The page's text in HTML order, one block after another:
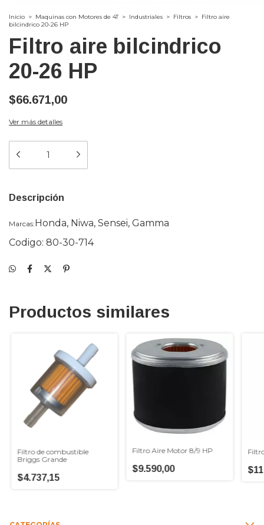
Inicio > Maquinas con Motores de 4T > Industriales > Filtros > Filtro aire
bilcindrico 20-26 HP
Filtro aire bilcindrico
20-26 HP
$66.671,00
Ver más detalles
Descripción
Marcas:Honda, Niwa, Sensei, Gamma
Codigo: 80-30-714
Productos similares
Filtro de combustible
Briggs Grande
$4.737,15
Filtro Aire Motor 8/9 HP
$9.590,00